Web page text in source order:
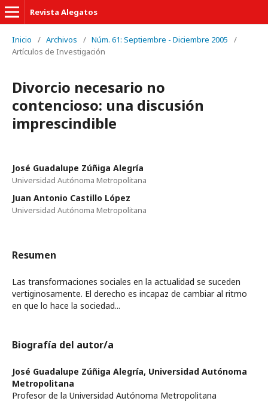
Revista Alegatos
Inicio / Archivos / Núm. 61: Septiembre - Diciembre 2005
/
Artículos de Investigación
Divorcio necesario no
contencioso: una discusión
imprescindible
José Guadalupe Zúñiga Alegría
Universidad Autónoma Metropolitana
Juan Antonio Castillo López
Universidad Autónoma Metropolitana
Resumen
Las transformaciones sociales en la actualidad se suceden
vertiginosamente. El derecho es incapaz de cambiar al ritmo
en que lo hace la sociedad...
Biografía del autor/a
José Guadalupe Zúñiga Alegría, Universidad Autónoma
Metropolitana
Profesor de la Universidad Autónoma Metropolitana